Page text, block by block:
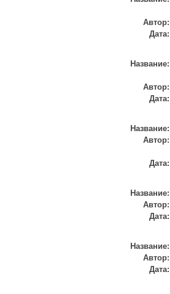
Автор:
Дата:
Название:
Автор:
Дата:
Название:
Автор:
Дата:
Название:
Автор:
Дата:
Название:
Автор:
Дата: